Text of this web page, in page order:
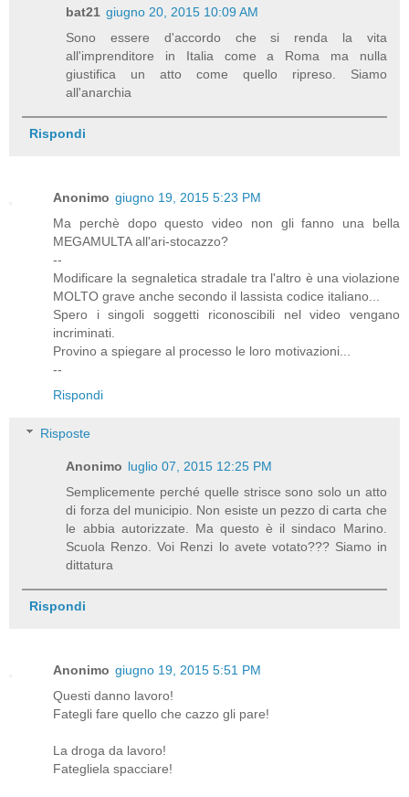
bat21 giugno 20, 2015 10:09 AM
Sono essere d'accordo che si renda la vita
all'imprenditore in Italia come a Roma ma nulla
giustifica un atto come quello ripreso. Siamo
all'anarchia
Rispondi
Anonimo giugno 19, 2015 5:23 PM
Ma perchè dopo questo video non gli fanno una bella
MEGAMULTA all'ari-stocazzo?
--
Modificare la segnaletica stradale tra l'altro è una violazione
MOLTO grave anche secondo il lassista codice italiano...
Spero i singoli soggetti riconoscibili nel video vengano
incriminati.
Provino a spiegare al processo le loro motivazioni...
--
Rispondi
Risposte
Anonimo luglio 07, 2015 12:25 PM
Semplicemente perché quelle strisce sono solo un atto
di forza del municipio. Non esiste un pezzo di carta che
le abbia autorizzate. Ma questo è il sindaco Marino.
Scuola Renzo. Voi Renzi lo avete votato??? Siamo in
dittatura
Rispondi
Anonimo giugno 19, 2015 5:51 PM
Questi danno lavoro!
Fategli fare quello che cazzo gli pare!
La droga da lavoro!
Fategliela spacciare!